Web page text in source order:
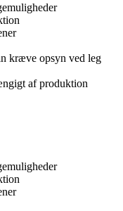
kræve opsyn ved leg
af produktion